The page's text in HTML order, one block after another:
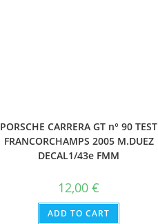
PORSCHE CARRERA GT n° 90 TEST
FRANCORCHAMPS 2005 M.DUEZ
DECAL1/43e FMM
12,00€
ADD TO CART